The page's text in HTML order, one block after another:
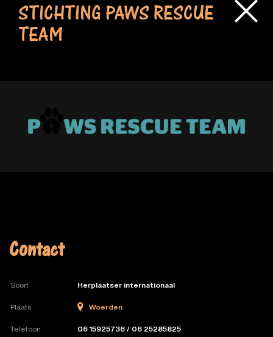
STICHTING PAWS RESCUE
TEAM
Contact
Soort Herplaatser internationaal
Plaats Woerden
Telefoon 06 15925736 / 06 25285825